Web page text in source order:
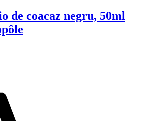
de coacaz negru, 50ml